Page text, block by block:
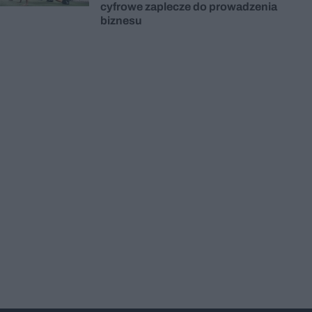
cyfrowe zaplecze do prowadzenia
biznesu